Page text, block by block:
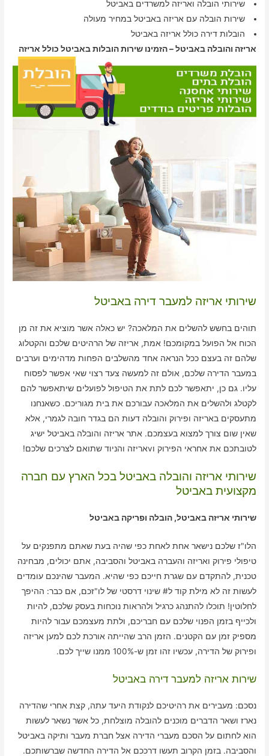
שירותי הובלה ואריזה למשרדים באביטל
שירות הובלה עם אריזה באביטל במחיר מעולה
הובלות דירה כולל אריזה באביטל
אריזה והובלה באביטל – הזמינו שירות הובלות באביטל כולל אריזה
שירותי אריזה למעבר דירה באביטל
תוהים בחשש להשלים את המלאכה? יש כאלה אשר מוציא את זה מן
הכוח אל הפועל במקומכם! אמת, אריזה של הרהיטים שלכם והקטלוג
שלהם זה בעצם ככל הנראה אחד מהשלבים הפחות מדהימים וערבים
במעבר הדירה שלכם, אולם זה למעשה צעד רצוי שאי אפשר לפסוח
עליו. גם כן, יתאפשר לכם לתת את הטיפול לפועלים שיתאפשר להם
לקטלג ולהשלים את המלאכה עבורכם את בית מגוריכם. כשאנחנו
מתעסקים באריזה ופירוק והובלה דעות הם בגדר חובה לגמרי, אלא
שאין שום צורך למצוא בעצמכם. אתר אריזה והובלה באביטל ישיג
לטובתכם את אחראי הפירוק וvאריזה והניוד שתואם לצרכים שלכם!
שירותי אריזה והובלה באביטל בכל הארץ עם חברה
מקצועית באביטל
שירותי אריזה באביטל, הובלה ופריקה באביטל
הלו"ז שלכם נישאר אחת לאחת כפי שהיה בעת שאתם מתפנקים על
טיפולי פירוק ואריזה והעברה באביטל והסביבה, אתם יכולים, מבחינה
טכנית, להתקדם עם שגרת חייכם כפי שהיא. המעבר שהינכם עומדים
לעשות זה לא מילת קוד ל# שינוי דרסטי של לו"זכם, אם כבר: ההיפך
לחלוטין! תוכלו להתנהג כרגיל ולהראות נוכחות בעסק שלכם, להיות
ולכייף בזמן הפנוי שלכם עם חבריכם, ולתת מעצמכם עבור להיות
מספיק זמן עם הקטנים. הזמן הרב שהייתה אורכת לכם למען אריזה
ופירוק של הדירה, עכשיו זהו זמן ש-100% ממנו שייך לכם.
שירות אריזה למעבר דירה באביטל
נסכם: מעבירים את רהיטיכם לנקודת היעד עתה, קצת אחרי שהדירה
נארז ושאר הדברים מוכנים להובלה מוצלחת, כל אשר נשאר לעשות
הוא לחתום על הסכם מעברי הדירה אצל חברת מעבר ותיקה באביטל
והסביבה. בזמן הקרוב תעשו דרככם אל הדירה החדשה שברשותכם.